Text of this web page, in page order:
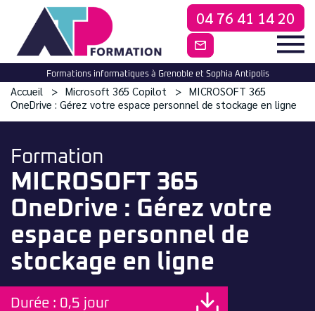
04 76 41 14 20
CONTACTEZ-
Formations informatiques à Grenoble et Sophia Antipolis
Accueil Microsoft 365 Copilot
MICROSOFT 365
OneDrive : Gérez votre espace personnel de stockage en ligne
Formation
MICROSOFT 365
OneDrive : Gérez votre
espace personnel de
stockage en ligne
Durée : 0,5 jour